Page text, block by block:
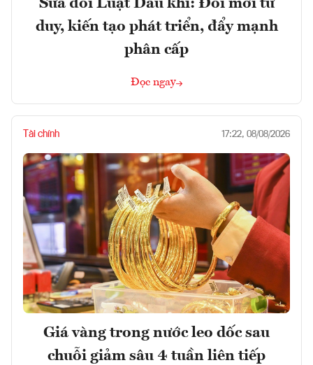
Sửa đổi Luật Dầu khí: Đổi mới tư
duy, kiến tạo phát triển, đẩy mạnh
phân cấp
Đọc ngay
Tài chính 17:22, 08/08/2026
Giá vàng trong nước leo dốc sau
chuỗi giảm sâu 4 tuần liên tiếp